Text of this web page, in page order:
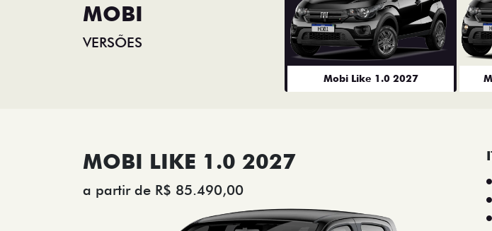
MOBI
VERSÕES
Mobi Like 1.0 2027
MOBI LIKE 1.0 2027
a partir de R$ 85.490,00